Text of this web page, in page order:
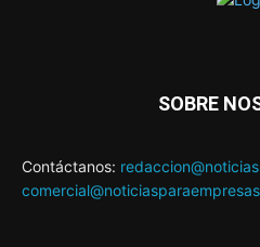
SOBRE
Contáctanos: